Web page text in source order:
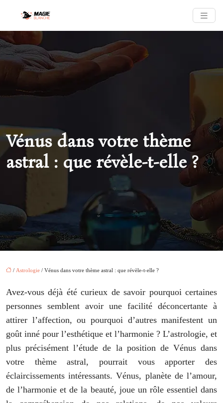
Vénus dans votre thème
astral : que révèle-t-elle ?
/ Astrologie / Vénus dans votre thème astral : que révèle-t-elle ?
Avez-vous déjà été curieux de savoir pourquoi certaines
personnes semblent avoir une facilité déconcertante à
attirer l’affection, ou pourquoi d’autres manifestent un
goût inné pour l’esthétique et l’harmonie ? L’astrologie, et
plus précisément l’étude de la position de Vénus dans
votre thème astral, pourrait vous apporter des
éclaircissements intéressants. Vénus, planète de l’amour,
de l’harmonie et de la beauté, joue un rôle essentiel dans